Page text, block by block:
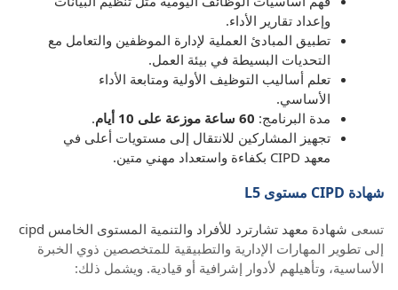
وإعداد تقارير الأداء.
تطبيق المبادئ العملية لإدارة الموظفين والتعامل مع
التحديات البسيطة في بيئة العمل.
تعلم أساليب التوظيف الأولية ومتابعة الأداء
الأساسي.
مدة البرنامج:
.
تجهيز المشاركين للانتقال إلى مستويات أعلى في
معهد CIPD بكفاءة واستعداد مهني متين.
شهادة CIPD مستوى L5
تسعى شهادة معهد تشارترد للأفراد والتنمية المستوى الخامس cipd
إلى تطوير المهارات الإدارية والتطبيقية للمتخصصين ذوي الخبرة
الأساسية، وتأهيلهم لأدوار إشرافية أو قيادية. ويشمل ذلك: